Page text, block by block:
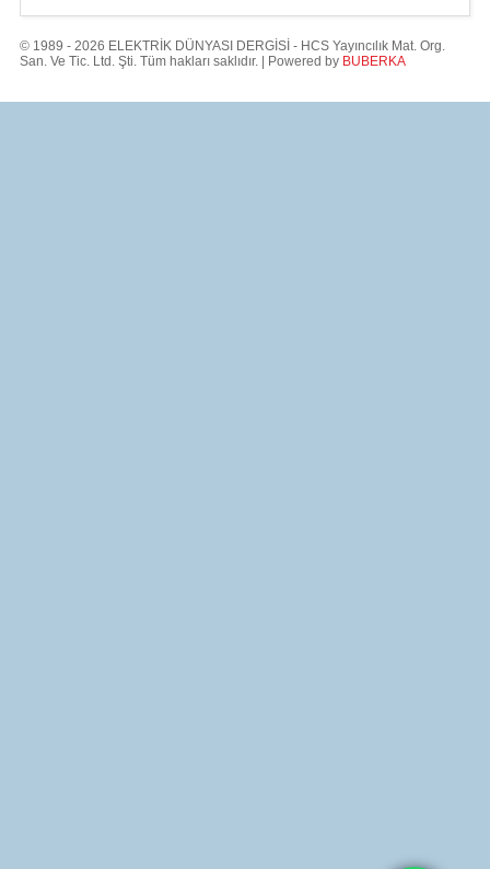
© 1989 - 2026 ELEKTRİK DÜNYASI DERGİSİ - HCS Yayıncılık Mat. Org.
San. Ve Tic. Ltd. Şti. Tüm hakları saklıdır. | Powered by BUBERKA